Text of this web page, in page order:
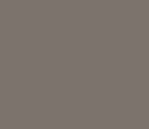
dage, når du bruger Sanex Dermo
Spray Deodorant. Denne
til at give dig effektiv beskyttelse
til 72 timer, så du kan fortsætte dit travle
at tænke på. Og med anti-plet
spray deodorant ikke efterlade
dit tøj, håndklæder og lagner. Selvom
giver dig fantastisk sved- og
din hud under armene. Deodoranten
og er også designet til at genoprette